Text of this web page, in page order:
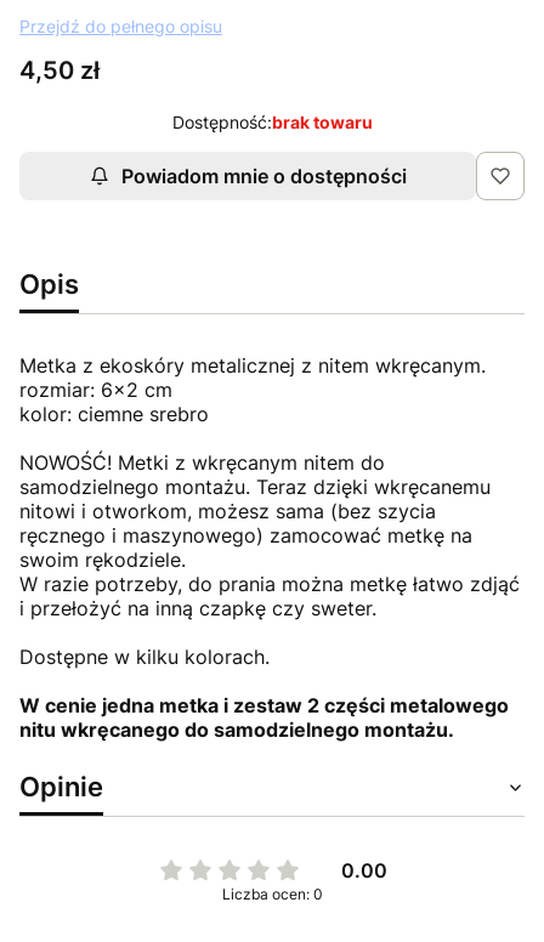
Przejdź do pełnego opisu
Cena
4,50 zł
Dostępność:brak towaru
Powiadom mnie o dostępności
Opis
Metka z ekoskóry metalicznej z nitem wkręcanym.
rozmiar: 6x2 cm
kolor: ciemne srebro
NOWOŚĆ! Metki z wkręcanym nitem do
samodzielnego montażu. Teraz dzięki wkręcanemu
nitowi i otworkom, możesz sama (bez szycia
ręcznego i maszynowego) zamocować metkę na
swoim rękodziele.
W razie potrzeby, do prania można metkę łatwo zdjąć
i przełożyć na inną czapkę czy sweter.
Dostępne w kilku kolorach.
W cenie jedna metka i zestaw 2 części metalowego
nitu wkręcanego do samodzielnego montażu.
Opinie
0.00
Liczba ocen: 0